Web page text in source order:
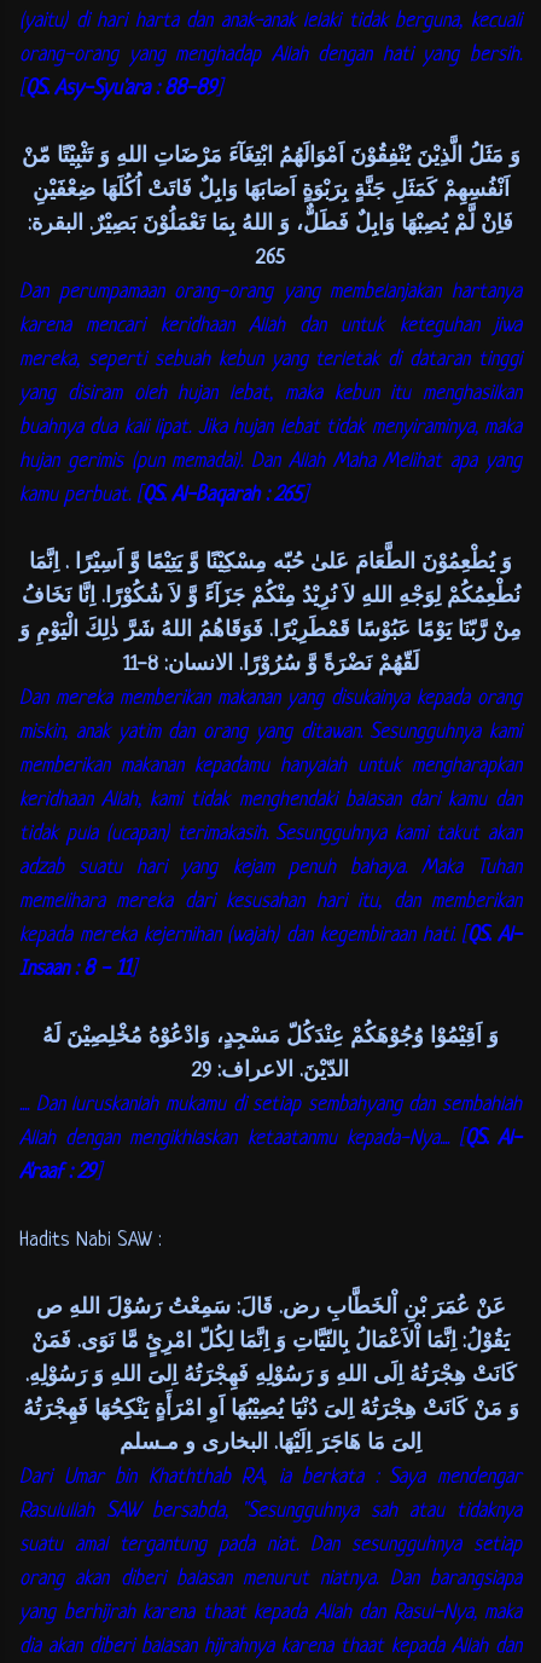
(yaitu) di hari harta dan anak-anak lelaki tidak berguna, kecuali
orang-orang yang menghadap Allah dengan hati yang bersih.
[QS. Asy-Syu'ara : 88-89]
وَ مَثَلُ الَّذِيْنَ يُنْفِقُوْنَ اَمْوَالَهُمُ ابْتِغَآءَ مَرْضَاتِ اللهِ وَ تَثْبِيْتًا مّنْ
اَنْفُسِهِمْ كَمَثَلِ جَنَّةٍ بِرَبْوَةٍ اَصَابَهَا وَابِلٌ فَاتَتْ اُكُلَهَا ضِعْفَيْنِ
فَاِنْ لَّمْ يُصِبْهَا وَابِلٌ فَطَلٌّ، وَ اللهُ بِمَا تَعْمَلُوْنَ بَصِيْرٌ. البقرة:
265
Dan perumpamaan orang-orang yang membelanjakan hartanya
karena mencari keridhaan Allah dan untuk keteguhan jiwa
mereka, seperti sebuah kebun yang terletak di dataran tinggi
yang disiram oleh hujan lebat, maka kebun itu menghasilkan
buahnya dua kali lipat. Jika hujan lebat tidak menyiraminya, maka
hujan gerimis (pun memadai). Dan Allah Maha Melihat apa yang
kamu perbuat. [QS. Al-Baqarah : 265]
وَ يُطْعِمُوْنَ الطَّعَامَ عَلىٰ حُبّه مِسْكِيْنًا وَّ يَتِيْمًا وَّ اَسِيْرًا . اِنَّمَا
نُطْعِمُكُمْ لِوَجْهِ اللهِ لاَ نُرِيْدُ مِنْكُمْ جَزَآءً وَّ لاَ شُكُوْرًا. اِنَّا نَخَافُ
مِنْ رَّبّنَا يَوْمًا عَبُوْسًا قَمْطَرِيْرًا. فَوَقَاهُمُ اللهُ شَرَّ ذٰلِكَ الْيَوْمِ وَ
لَقّهُمْ نَضْرَةً وَّ سُرُوْرًا. الانسان: 8-11
Dan mereka memberikan makanan yang disukainya kepada orang
miskin, anak yatim dan orang yang ditawan. Sesungguhnya kami
memberikan makanan kepadamu hanyalah untuk mengharapkan
keridhaan Allah, kami tidak menghendaki balasan dari kamu dan
tidak pula (ucapan) terimakasih. Sesungguhnya kami takut akan
adzab suatu hari yang kejam penuh bahaya. Maka Tuhan
memelihara mereka dari kesusahan hari itu, dan memberikan
kepada mereka kejernihan (wajah) dan kegembiraan hati. [QS. Al-
Insaan : 8 - 11]
وَ اَقِيْمُوْا وُجُوْهَكُمْ عِنْدَكُلّ مَسْجِدٍ، وَادْعُوْهُ مُخْلِصِيْنَ لَهُ
الدّيْنَ. الاعراف: 29
.... Dan luruskanlah mukamu di setiap sembahyang dan sembahlah
Allah dengan mengikhlaskan ketaatanmu kepada-Nya.... [QS. Al-
A'raaf : 29]
Hadits Nabi SAW :
عَنْ عُمَرَ بْنِ اْلخَطَّابِ رض. قَالَ: سَمِعْتُ رَسُوْلَ اللهِ ص
يَقُوْلُ: اِنَّمَا اْلاَعْمَالُ بِالنّيَّاتِ وَ اِنَّمَا لِكُلّ امْرِئٍ مَّا نَوَى. فَمَنْ
كَانَتْ هِجْرَتُهُ اِلَى اللهِ وَ رَسُوْلِهِ فَهِجْرَتُهُ اِلىَ اللهِ وَ رَسُوْلِهِ.
وَ مَنْ كَانَتْ هِجْرَتُهُ اِلىَ دُنْيَا يُصِيْبُهَا اَوِ امْرَأَةٍ يَنْكِحُهَا فَهِجْرَتُهُ
اِلىَ مَا هَاجَرَ اِلَيْهَا. البخارى و مـسلم
Dari Umar bin Khaththab RA, ia berkata : Saya mendengar
Rasulullah SAW bersabda, "Sesungguhnya sah atau tidaknya
suatu amal tergantung pada niat. Dan sesungguhnya setiap
orang akan diberi balasan menurut niatnya. Dan barangsiapa
yang berhijrah karena thaat kepada Allah dan Rasul-Nya, maka
dia akan diberi balasan hijrahnya karena thaat kepada Allah dan